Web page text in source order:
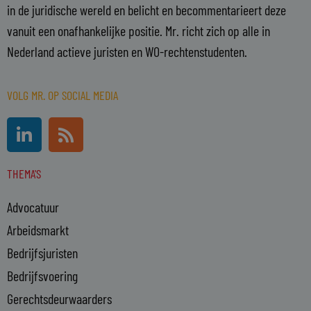
in de juridische wereld en belicht en becommentarieert deze
vanuit een onafhankelijke positie. Mr. richt zich op alle in
Nederland actieve juristen en WO-rechtenstudenten.
VOLG MR. OP SOCIAL MEDIA
i
k
d
i
n
-
i
n
R
s
THEMA'S
Advocatuur
Arbeidsmarkt
Bedrijfsjuristen
Bedrijfsvoering
Gerechtsdeurwaarders